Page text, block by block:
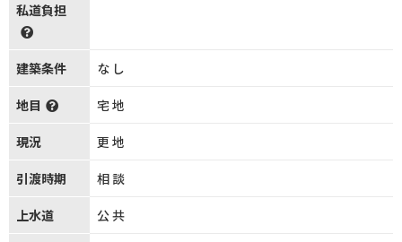
私道負担
建築条件 なし
地目 宅地
現況 更地
引渡時期 相談
上水道 公共